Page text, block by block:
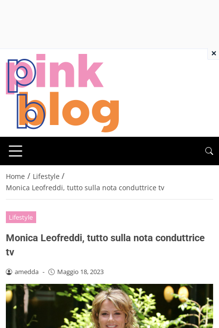
Home / Lifestyle /
Monica Leofreddi, tutto sulla nota conduttrice tv
Lifestyle
Monica Leofreddi, tutto sulla nota conduttrice
tv
amedda - Maggio 18, 2023
×